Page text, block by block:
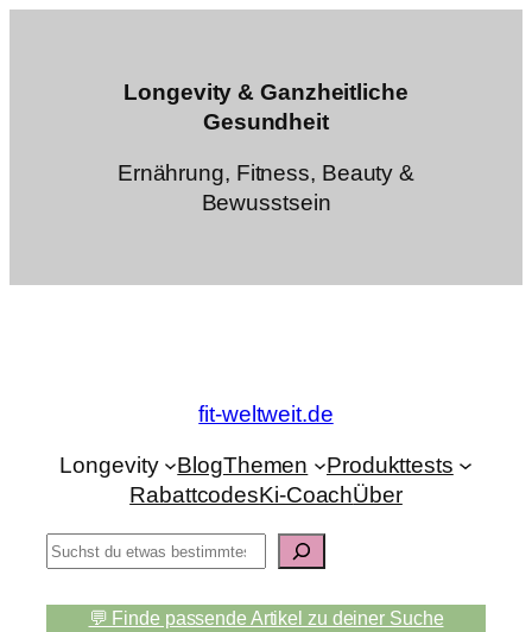
Longevity & Ganzheitliche
Gesundheit
Ernährung, Fitness, Beauty &
Bewusstsein
fit-weltweit.de
Longevity BlogThemen
Produkttests
RabattcodesKi-CoachÜber
S
u
c
💬 Finde passende Artikel zu deiner Suche